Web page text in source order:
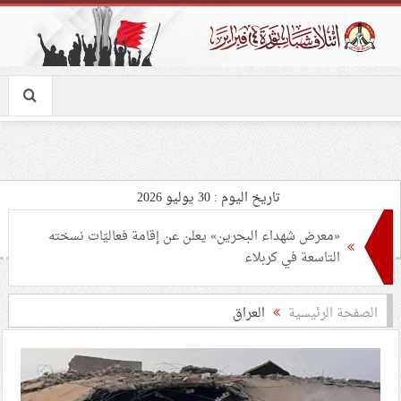
تاريخ اليوم : 30 يوليو 2026
«معرض شهداء البحرين» يعلن عن إقامة فعاليّات نسخته
التاسعة في كربلاء
ائتلاف 14 فبراير يدين اتصال الطاغية حمد بالرئيس
الصهيونيّ
طهران تحذّر من الرهان على واشنطن.. الوحدة طريق
الصفحة الرئيسية العراق